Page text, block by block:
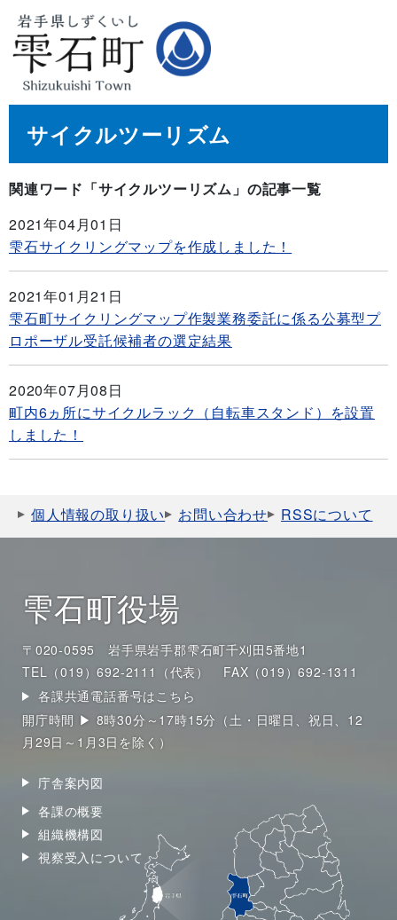
サイクルツーリズム
関連ワード「サイクルツーリズム」の記事一覧
2021年04月01日
雫石サイクリングマップを作成しました！
2021年01月21日
雫石町サイクリングマップ作製業務委託に係る公募型プ
ロポーザル受託候補者の選定結果
2020年07月08日
町内6ヵ所にサイクルラック（自転車スタンド）を設置
しました！
個人情報の取り扱い お問い合わせ RSSについて
雫石町役場
〒020-0595 岩手県岩手郡雫石町千刈田5番地1
TEL（019）692-2111（代表）
FAX（019）692-1311
各課共通電話番号はこちら
開庁時間 ▶ 8時30分～17時15分（土・日曜日、祝日、12
月29日～1月3日を除く）
庁舎案内図
各課の概要
組織機構図
視察受入について